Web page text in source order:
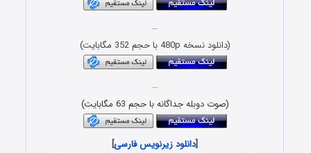
…
(دانلود نسخه 480p با حجم 352 مگابایت)
…
(صوت دوبله جداگانه با حجم 63 مگابایت)
[دانلود زیرنویس فارسی]